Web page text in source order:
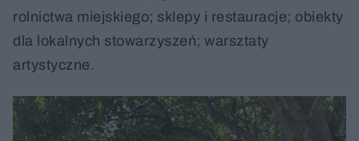
rolnictwa miejskiego; sklepy i restauracje; obiekty
dla lokalnych stowarzyszeń; warsztaty
artystyczne.